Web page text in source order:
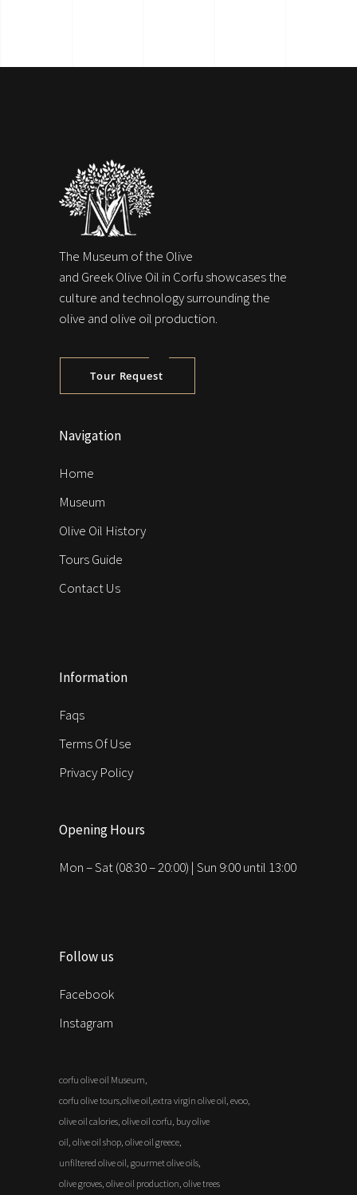
The Museum of the Olive
and Greek Olive Oil in Corfu showcases the
culture and technology surrounding the
olive and olive oil production.
Tour Request
Navigation
Home
Museum
Olive Oil History
Tours Guide
Contact Us
Information
Faqs
Terms Of Use
Privacy Policy
Opening Hours
Mon – Sat (08:30 – 20:00) | Sun 9:00 until 13:00
Follow us
Facebook
Instagram
corfu olive oil Museum,
corfu olive tours,olive oil,extra virgin olive oil, evoo,
olive oil calories, olive oil corfu, buy olive
oil, olive oil shop, olive oil greece,
unfiltered olive oil, gourmet olive oils,
olive groves, olive oil production, olive trees